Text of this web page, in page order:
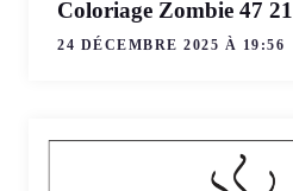
Coloriage Zombie 47 21
24 DÉCEMBRE 2025 À 19:56